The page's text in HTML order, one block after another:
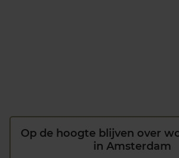
Op de hoogte blijven over
in Amsterdam